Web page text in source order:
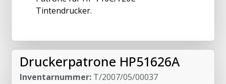
Tintendrucker.
Druckerpatrone HP51626A
Inventarnummer: T/2007/05/00037